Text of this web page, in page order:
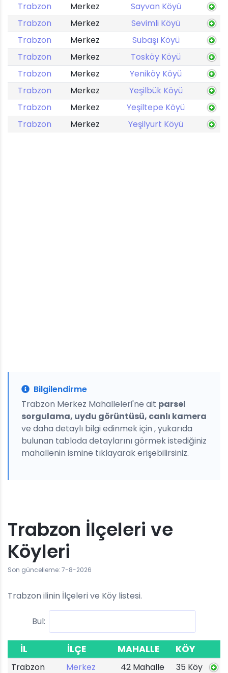
Trabzon
Merkez
Sayvan Köyü
Trabzon
Merkez
Sevimli Köyü
Trabzon
Merkez
Subaşı Köyü
Trabzon
Merkez
Tosköy Köyü
Trabzon
Merkez
Yeniköy Köyü
Trabzon
Merkez
Yeşilbük Köyü
Trabzon
Merkez
Yeşiltepe Köyü
Trabzon
Merkez Yeşilyurt Köyü
Bilgilendirme
Trabzon Merkez Mahalleleri'ne ait parsel
sorgulama, uydu görüntüsü, canlı kamera
ve daha detaylı bilgi edinmek için , yukarıda
bulunan tabloda detaylarını görmek istediğiniz
mahallenin ismine tıklayarak erişebilirsiniz.
Trabzon İlçeleri ve
Köyleri
Son güncelleme: 7-8-2026
Trabzon ilinin İlçeleri ve Köy listesi.
Bul:
İL İLÇE MAHALLE KÖY
Trabzon Merkez 42 Mahalle 35 Köy